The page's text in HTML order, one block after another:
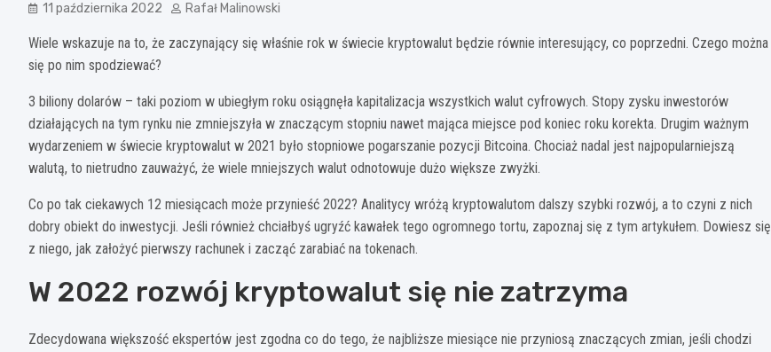
11 października 2022 Rafał Malinowski
Wiele wskazuje na to, że zaczynający się właśnie rok w świecie kryptowalut będzie równie interesujący, co poprzedni. Czego można
się po nim spodziewać?
3 biliony dolarów – taki poziom w ubiegłym roku osiągnęła kapitalizacja wszystkich walut cyfrowych. Stopy zysku inwestorów
działających na tym rynku nie zmniejszyła w znaczącym stopniu nawet mająca miejsce pod koniec roku korekta. Drugim ważnym
wydarzeniem w świecie kryptowalut w 2021 było stopniowe pogarszanie pozycji Bitcoina. Chociaż nadal jest najpopularniejszą
walutą, to nietrudno zauważyć, że wiele mniejszych walut odnotowuje dużo większe zwyżki.
Co po tak ciekawych 12 miesiącach może przynieść 2022? Analitycy wróżą kryptowalutom dalszy szybki rozwój, a to czyni z nich
dobry obiekt do inwestycji. Jeśli również chciałbyś ugryźć kawałek tego ogromnego tortu, zapoznaj się z tym artykułem. Dowiesz się
z niego, jak założyć pierwszy rachunek i zacząć zarabiać na tokenach.
W 2022 rozwój kryptowalut się nie zatrzyma
Zdecydowana większość ekspertów jest zgodna co do tego, że najbliższe miesiące nie przyniosą znaczących zmian, jeśli chodzi